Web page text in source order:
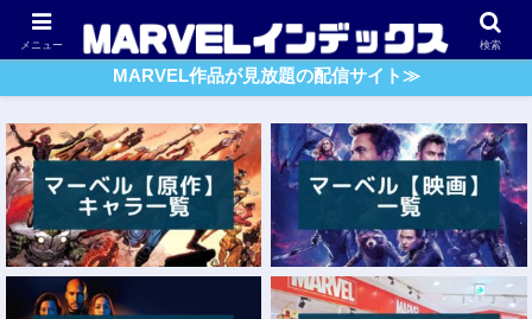
アベンジャーズ スパイダーマン ガーディアンズ・O・G
MARVEL作品が見放題の配信サイト≫
メニュー 検索